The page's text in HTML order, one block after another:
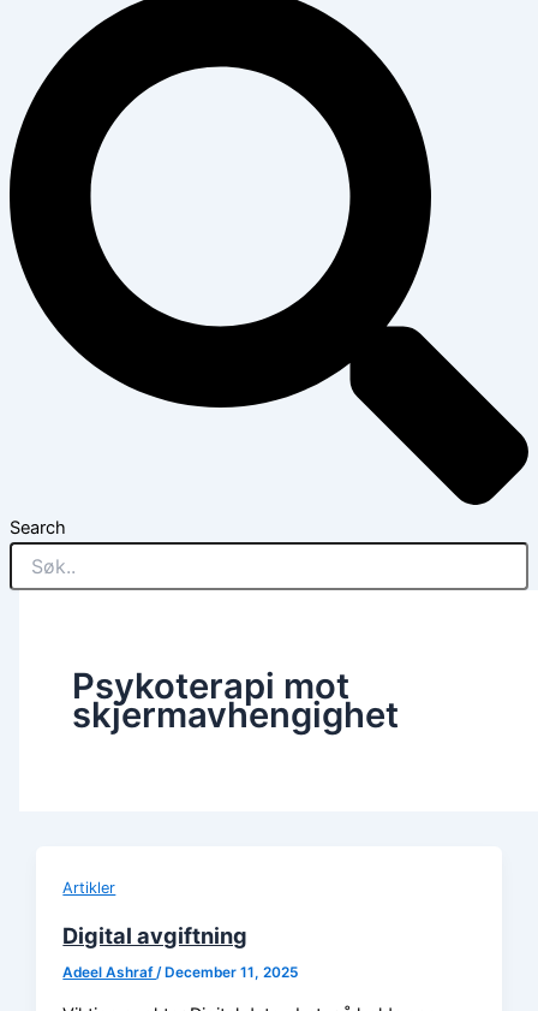
Search
Psykoterapi mot
skjermavhengighet
Artikler
Digital avgiftning
Adeel Ashraf /December 11, 2025